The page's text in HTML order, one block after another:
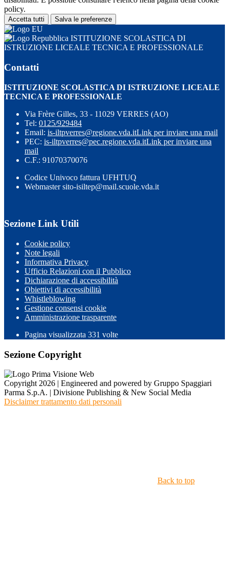
policy.
Accetta tutti Salva le preferenze
ISTITUZIONE SCOLASTICA DI
ISTRUZIONE LICEALE TECNICA E PROFESSIONALE
Contatti
ISTITUZIONE SCOLASTICA DI ISTRUZIONE LICEALE
TECNICA E PROFESSIONALE
Via Frère Gilles, 33 - 11029 VERRES (AO)
Tel: 0125/929484
Email: is-iltpverres@regione.vda.itLink per inviare una mail
PEC: is-iltpverres@pec.regione.vda.itLink per inviare una
mail
C.F.: 91070370076
Codice Univoco fattura UFHTUQ
Webmaster sito-isiltep@mail.scuole.vda.it
Sezione Link Utili
Cookie policy
Note legali
Informativa Privacy
Ufficio Relazioni con il Pubblico
Dichiarazione di accessibilità
Obiettivi di accessibilità
Whistleblowing
Gestione consensi cookie
Amministrazione trasparente
Pagina visualizzata 331 volte
Sezione Copyright
Copyright 2026 | Engineered and powered by Gruppo Spaggiari
Parma S.p.A. | Divisione Publishing & New Social Media
Disclaimer trattamento dati personali
Back to top